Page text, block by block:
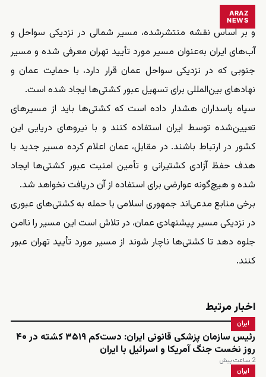
ARAZ
NEWS
و بر اساس نقشه منتشرشده، مسیر شمالی در نزدیکی سواحل و
آب‌های ایران به‌عنوان مسیر مورد تأیید تهران معرفی شده و مسیر
جنوبی که در نزدیکی سواحل عمان قرار دارد، با حمایت عمان و
نهادهای بین‌المللی برای تسهیل عبور کشتی‌ها ایجاد شده است.
سپاه پاسداران هشدار داده است که کشتی‌ها باید از مسیرهای
تعیین‌شده توسط ایران استفاده کنند و با نیروهای دریایی این
کشور در ارتباط باشند. در مقابل، عمان اعلام کرده مسیر جدید با
هدف حفظ آزادی کشتیرانی و تأمین امنیت عبور کشتی‌ها ایجاد
شده و هیچ‌گونه عوارضی برای استفاده از آن دریافت نخواهد شد.
برخی منابع مدعی‌اند جمهوری اسلامی با حمله به کشتی‌های عبوری
در نزدیکی مسیر پیشنهادی عمان، در تلاش است این مسیر را ناامن
جلوه دهد تا کشتی‌ها ناچار شوند از مسیر مورد تأیید تهران عبور
کنند.
اخبار مرتبط
ایران
رئیس سازمان پزشکی قانونی ایران: دست‌کم ۳۵۱۹ کشته در ۴۰
روز نخست جنگ آمریکا و اسرائیل با ایران
2 ساعت پیش
ایران